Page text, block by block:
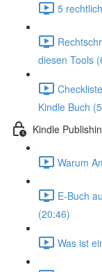
5
diesen Tools
Kindle Buch
Kindle
Warum
E-Buch
(20:46)
Was ist